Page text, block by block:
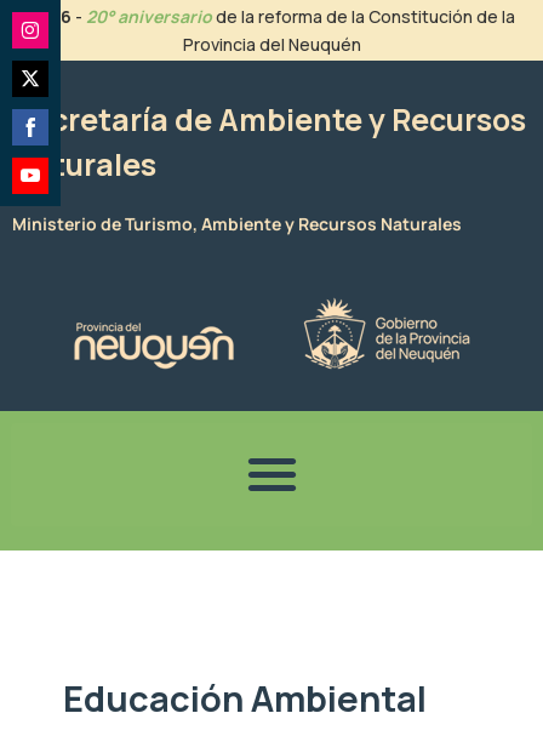
contenido
2026 - 20° aniversariode la reforma de la Constitución de la
Provincia del Neuquén
Secretaría de Ambiente y Recursos
Naturales
Ministerio de Turismo, Ambiente y Recursos Naturales
Educación Ambiental
Share
on
Instagram
Share
on
Twitter
Share
on
Facebook
Share
on